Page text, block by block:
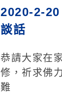
2020-2-
談話
恭請大家在
修，祈求佛
難